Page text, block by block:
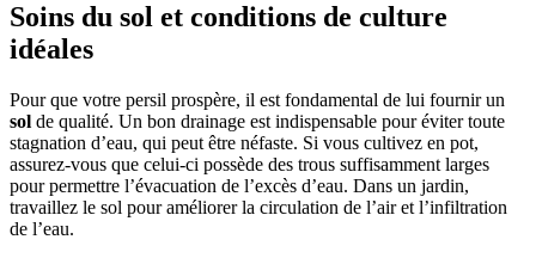
Soins du sol et conditions de culture
idéales
Pour que votre persil prospère, il est fondamental de lui fournir un
sol de qualité. Un bon drainage est indispensable pour éviter toute
stagnation d’eau, qui peut être néfaste. Si vous cultivez en pot,
assurez-vous que celui-ci possède des trous suffisamment larges
pour permettre l’évacuation de l’excès d’eau. Dans un jardin,
travaillez le sol pour améliorer la circulation de l’air et l’infiltration
de l’eau.